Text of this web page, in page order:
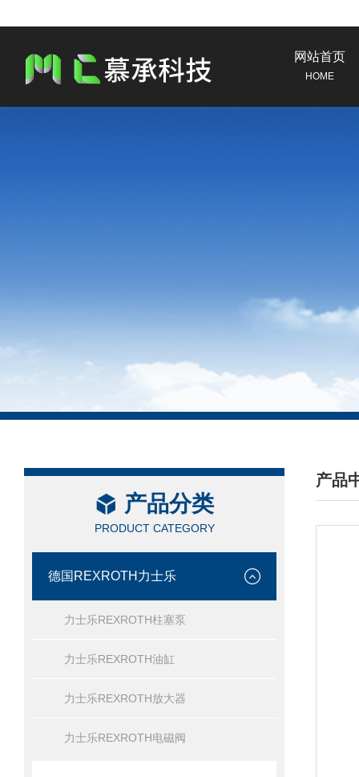
网站首页
HOME
产品分类
PRODUCT CATEGORY
德国REXROTH力士乐
力士乐REXROTH柱塞泵
力士乐REXROTH油缸
力士乐REXROTH放大器
力士乐REXROTH电磁阀
产品
/